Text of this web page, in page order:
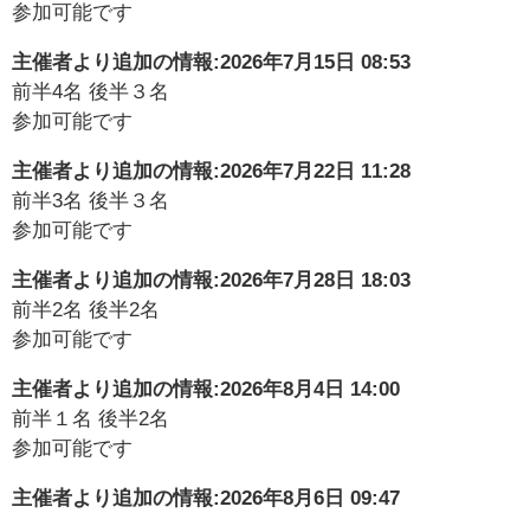
参加可能です
主催者より追加の情報:2026年7月15日 08:53
前半4名 後半３名
参加可能です
主催者より追加の情報:2026年7月22日 11:28
前半3名 後半３名
参加可能です
主催者より追加の情報:2026年7月28日 18:03
前半2名 後半2名
参加可能です
主催者より追加の情報:2026年8月4日 14:00
前半１名 後半2名
参加可能です
主催者より追加の情報:2026年8月6日 09:47